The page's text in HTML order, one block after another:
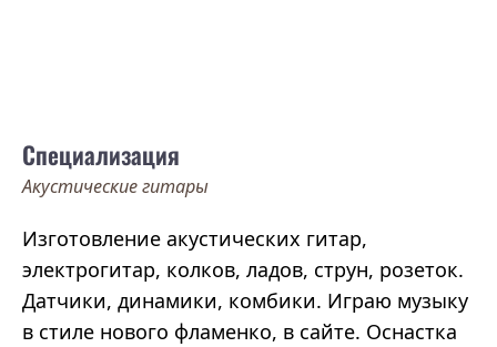
Специализация
Акустические гитары
Изготовление акустических гитар,
электрогитар, колков, ладов, струн, розеток.
Датчики, динамики, комбики. Играю музыку
в стиле нового фламенко, в сайте. Оснастка